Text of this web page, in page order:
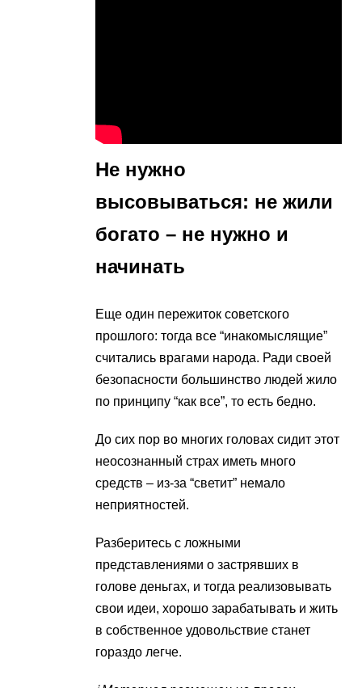
Не нужно
высовываться: не жили
богато – не нужно и
начинать
Еще один пережиток советского
прошлого: тогда все “инакомыслящие”
считались врагами народа. Ради своей
безопасности большинство людей жило
по принципу “как все”, то есть бедно.
До сих пор во многих головах сидит этот
неосознанный страх иметь много
средств – из-за “светит” немало
неприятностей.
Разберитесь с ложными
представлениями о застрявших в
голове деньгах, и тогда реализовывать
свои идеи, хорошо зарабатывать и жить
в собственное удовольствие станет
гораздо легче.